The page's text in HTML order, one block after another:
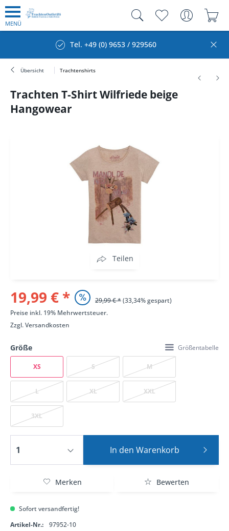
MENÜ
Tel. +49 (0) 9653 / 929560
Übersicht Trachtenshirts
Trachten T-Shirt Wilfriede beige
Hangowear
Teilen
19,99 € * 29,99 € *(33,34% gespart)
Preise inkl. 19% Mehrwertsteuer.
Zzgl.Versandkosten
Größe Größentabelle
XS S M
L XL XXL
3XL
In den Warenkorb
Merken Bewerten
Sofort versandfertig!
Artikel-Nr.:
97952-10